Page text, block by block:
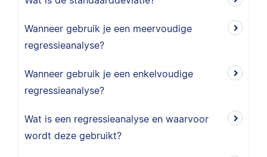
Wanneer gebruik je een meervoudige
regressieanalyse?
Wanneer gebruik je een enkelvoudige
regressieanalyse?
Wat is een regressieanalyse en waarvoor
wordt deze gebruikt?